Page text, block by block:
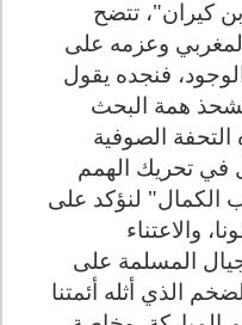
كيران"، تتضح
وعزمه على
فنجده يقول
همة البحث
الصوفية
في تحريك الهمم
الكمال" لنؤكد على
والاعتناء
المسلمة على
الذي أثله أئمتنا